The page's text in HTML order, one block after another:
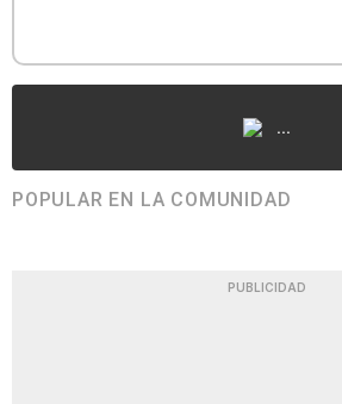
...
POPULAR EN LA COMUNIDAD
PUBLICIDAD